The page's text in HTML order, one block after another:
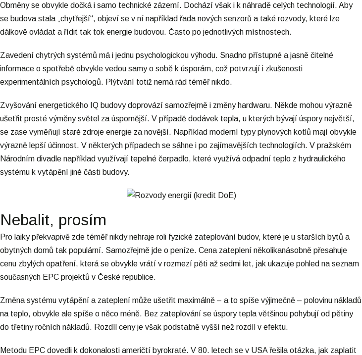
Obměny se obvykle dočká i samo technické zázemí. Dochází však i k náhradě celých technologií. Aby
se budova stala „chytřejší“, objeví se v ní například řada nových senzorů a také rozvody, které lze
dálkově ovládat a řídit tak tok energie budovou. Často po jednotlivých místnostech.
Zavedení chytrých systémů má i jednu psychologickou výhodu. Snadno přístupné a jasně čitelné
informace o spotřebě obvykle vedou samy o sobě k úsporám, což potvrzují i zkušenosti
experimentálních psychologů. Plýtvání totiž nemá rád téměř nikdo.
Zvyšování energetického IQ budovy doprovází samozřejmě i změny hardwaru. Někde mohou výrazně
ušetřit prosté výměny světel za úspornější. V případě dodávek tepla, u kterých bývají úspory největší,
se zase vyměňují staré zdroje energie za novější. Například moderní typy plynových kotlů mají obvykle
výrazně lepší účinnost. V některých případech se sáhne i po zajímavějších technologiích. V pražském
Národním divadle například využívají tepelné čerpadlo, které využívá odpadní teplo z hydraulického
systému k vytápění jiné části budovy.
Nebalit, prosím
Pro laiky překvapivě zde téměř nikdy nehraje roli fyzické zateplování budov, které je u starších bytů a
obytných domů tak populární. Samozřejmě jde o peníze. Cena zateplení několikanásobně přesahuje
cenu zbylých opatření, která se obvykle vrátí v rozmezí pěti až sedmi let, jak ukazuje pohled na seznam
současných EPC projektů v České republice.
Změna systému vytápění a zateplení může ušetřit maximálně – a to spíše výjimečně – polovinu nákladů
na teplo, obvykle ale spíše o něco méně. Bez zateplování se úspory tepla většinou pohybují od pětiny
do třetiny ročních nákladů. Rozdíl ceny je však podstatně vyšší než rozdíl v efektu.
Metodu EPC dovedli k dokonalosti američtí byrokraté. V 80. letech se v USA řešila otázka, jak zaplatit